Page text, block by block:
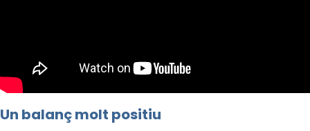
Un balanç molt positiu